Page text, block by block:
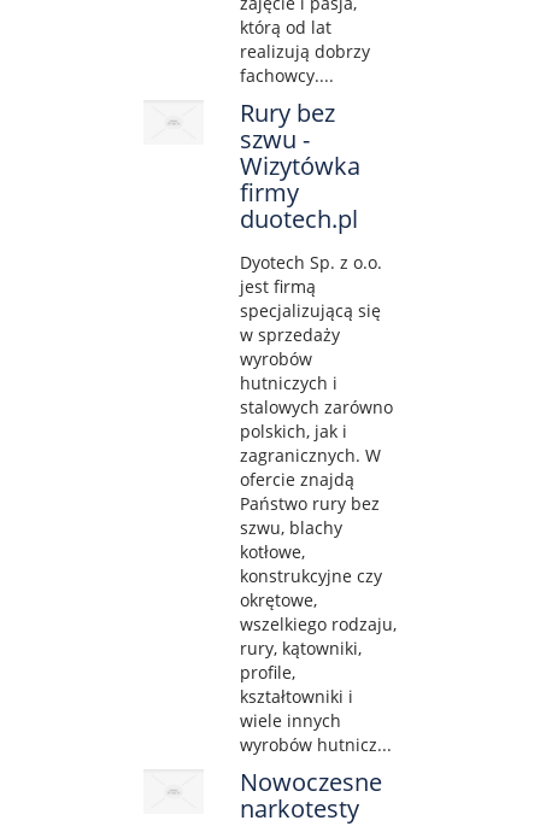
którą od lat
realizują dobrzy
fachowcy....
Rury bez
szwu -
Wizytówka
firmy
duotech.pl
Dyotech Sp. z o.o.
jest firmą
specjalizującą się
w sprzedaży
wyrobów
hutniczych i
stalowych zarówno
polskich, jak i
zagranicznych. W
ofercie znajdą
Państwo rury bez
szwu, blachy
kotłowe,
konstrukcyjne czy
okrętowe,
wszelkiego rodzaju,
rury, kątowniki,
profile,
kształtowniki i
wiele innych
wyrobów hutnicz...
Nowoczesne
narkotesty